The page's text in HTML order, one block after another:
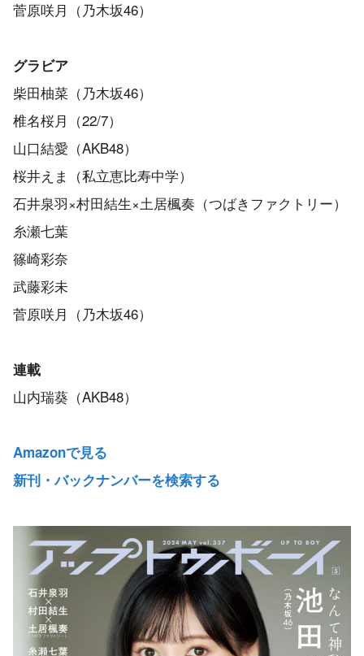
菅原咲月（乃木坂46）
グラビア
柴田柚菜（乃木坂46）
椎名桜月（22/7）
山口結愛（AKB48）
桜井えま（私立恵比寿中学）
石井泉羽×村田結生×土居楓奏（つばきファクトリー）
糸瀬七葉
篠崎彩奈
武藤彩未
菅原咲月（乃木坂46）
連載
山内瑞葵（AKB48）
Amazonで見る
新刊・バックナンバーを検索する